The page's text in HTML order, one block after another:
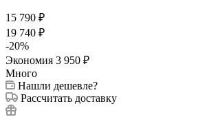
15 790 ₽
19 740 ₽
-20%
Экономия 3 950 ₽
Много
Нашли дешевле?
Рассчитать доставку